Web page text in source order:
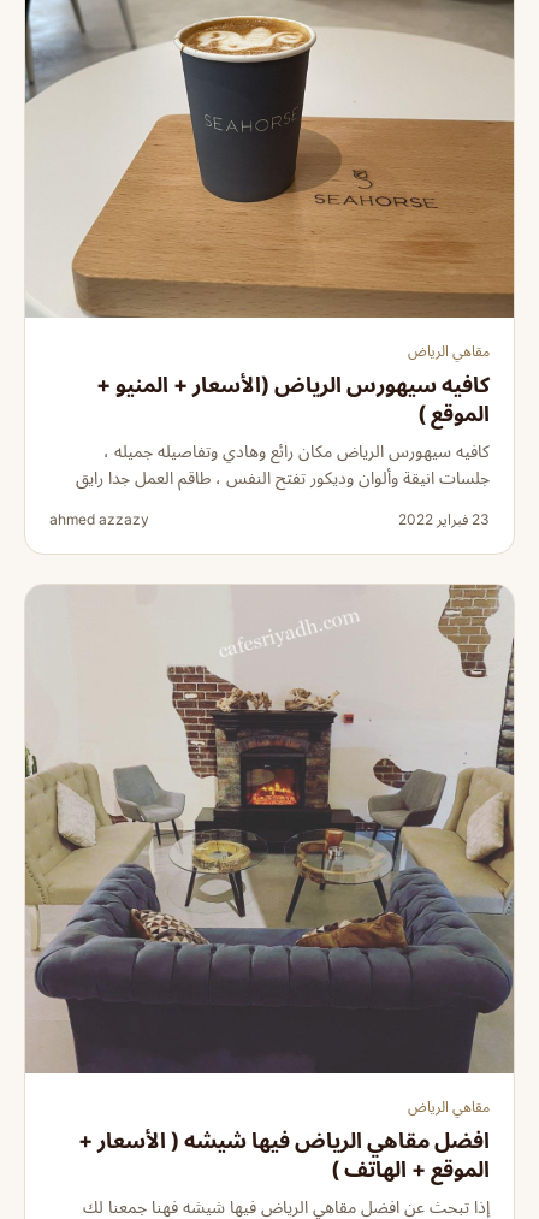
مقاهي الرياض
كافيه سيهورس الرياض (الأسعار + المنيو +
الموقع )
كافيه سيهورس الرياض مكان رائع وهادي وتفاصيله جميله ،
جلسات انيقة وألوان وديكور تفتح النفس ، طاقم العمل جدا رايق
23 فبراير 2022 ahmed azzazy
مقاهي الرياض
افضل مقاهي الرياض فيها شيشه ( الأسعار +
الموقع + الهاتف )
إذا تبحث عن افضل مقاهي الرياض فيها شيشه فهنا جمعنا لك